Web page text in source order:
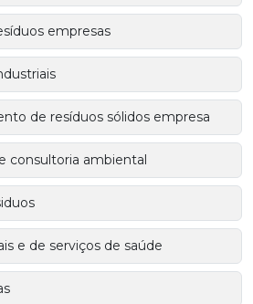
empresas
de resíduos sólidos empresa
consultoria ambiental
e de serviços de saúde